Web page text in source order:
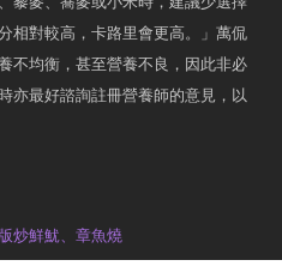
相對較高，卡路里會更高。」萬侃
不均衡，甚至營養不良，因此非必
亦最好諮詢註冊營養師的意見，以
炒鮮魷、章魚燒